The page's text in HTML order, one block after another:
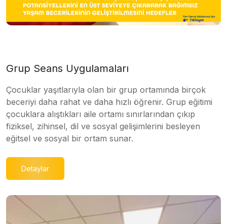
Grup Seans Uygulamaları
Çocuklar yaşıtlarıyla olan bir grup ortamında birçok
beceriyi daha rahat ve daha hızlı öğrenir. Grup eğitimi
çocuklara alıştıkları aile ortamı sınırlarından çıkıp
fiziksel, zihinsel, dil ve sosyal gelişimlerini besleyen
eğitsel ve sosyal bir ortam sunar.
Detaylar